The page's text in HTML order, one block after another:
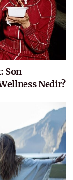
Son
Nedir?